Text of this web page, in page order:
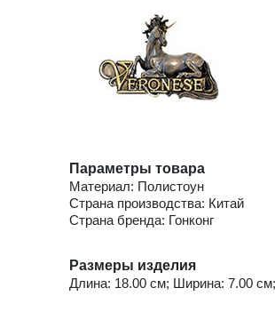
Параметры товара
Материал: Полистоун
Страна производства: Китай
Страна бренда: Гонконг
Размеры изделия
Длина: 18.00 см; Ширина: 7.00